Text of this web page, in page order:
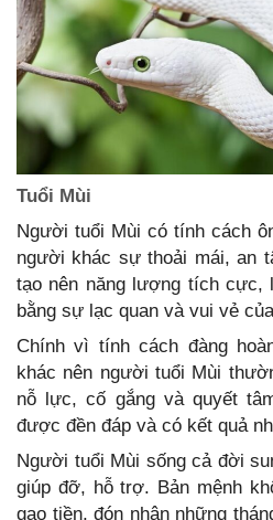
Tuổi Mùi
Người tuổi Mùi có tính cách
người khác sự thoải mái, an
tạo nên năng lượng tích cực,
bằng sự lạc quan và vui vẻ
Chính vì tính cách đàng
khác nên người tuổi Mùi
nỗ lực, cố gắng và quyết
được đền đáp và có kết quả
Người tuổi Mùi sống cả đời
giúp đỡ, hỗ trợ. Bản mệnh
gạo tiền, đón nhận những